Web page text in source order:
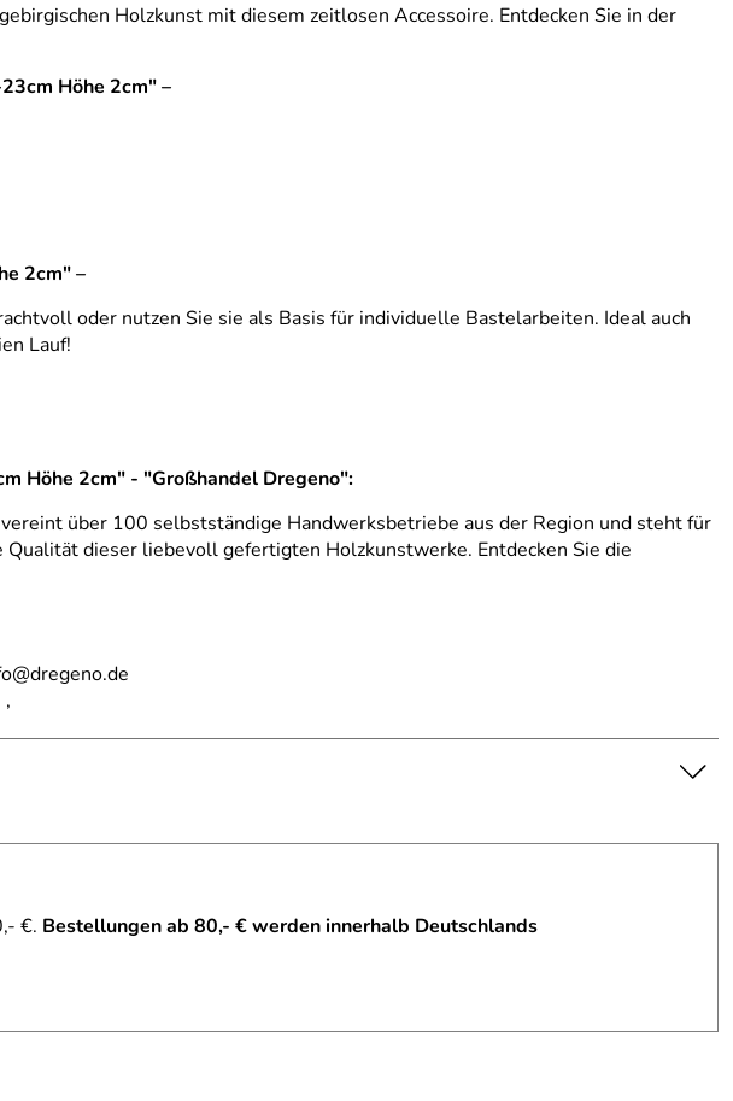
Holzkunst mit diesem zeitlosen Accessoire. Entdecken Sie in der
Höhe 2cm" –
2cm" –
oder nutzen Sie sie als Basis für individuelle Bastelarbeiten. Ideal auch
Lauf!
Höhe 2cm" - "Großhandel Dregeno":
über 100 selbstständige Handwerksbetriebe aus der Region und steht für
dieser liebevoll gefertigten Holzkunstwerke. Entdecken Sie die
€. Bestellungen ab 80,- € werden innerhalb Deutschlands